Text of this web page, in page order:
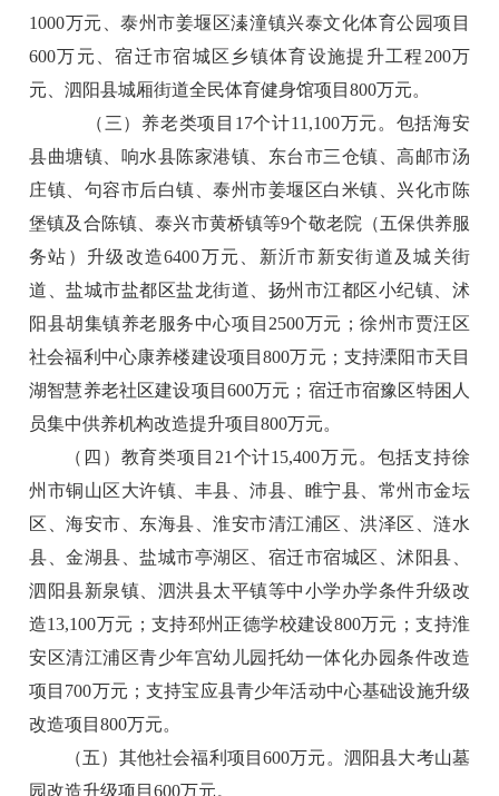
1000万元、泰州市姜堰区溱潼镇兴泰文化体育公园项目
600万元、宿迁市宿城区乡镇体育设施提升工程200万
元、泗阳县城厢街道全民体育健身馆项目800万元。
（三）养老类项目17个计11,100万元。包括海安
县曲塘镇、响水县陈家港镇、东台市三仓镇、高邮市汤
庄镇、句容市后白镇、泰州市姜堰区白米镇、兴化市陈
堡镇及合陈镇、泰兴市黄桥镇等9个敬老院（五保供养服
务站）升级改造6400万元、新沂市新安街道及城关街
道、盐城市盐都区盐龙街道、扬州市江都区小纪镇、沭
阳县胡集镇养老服务中心项目2500万元；徐州市贾汪区
社会福利中心康养楼建设项目800万元；支持溧阳市天目
湖智慧养老社区建设项目600万元；宿迁市宿豫区特困人
员集中供养机构改造提升项目800万元。
（四）教育类项目21个计15,400万元。包括支持徐
州市铜山区大许镇、丰县、沛县、睢宁县、常州市金坛
区、海安市、东海县、淮安市清江浦区、洪泽区、涟水
县、金湖县、盐城市亭湖区、宿迁市宿城区、沭阳县、
泗阳县新泉镇、泗洪县太平镇等中小学办学条件升级改
造13,100万元；支持邳州正德学校建设800万元；支持淮
安区清江浦区青少年宫幼儿园托幼一体化办园条件改造
项目700万元；支持宝应县青少年活动中心基础设施升级
改造项目800万元。
（五）其他社会福利项目600万元。泗阳县大考山墓
园改造升级项目600万元。